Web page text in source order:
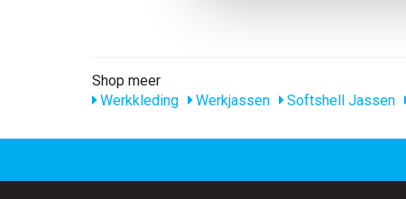
Shop meer
Werkkleding
Werkjassen Softshell Jassen